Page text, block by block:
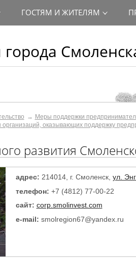
ГОСТЯМ И ЖИТЕЛЯМ
Меры поддержки
организаций, оказывающих поддержку
развития
адрес: 214014, г. Смоленск, ул.
телефон: +7 (4812) 77-00-22
сайт: corp.smolinvest.com
e-mail: smolregion67@yandex.ru